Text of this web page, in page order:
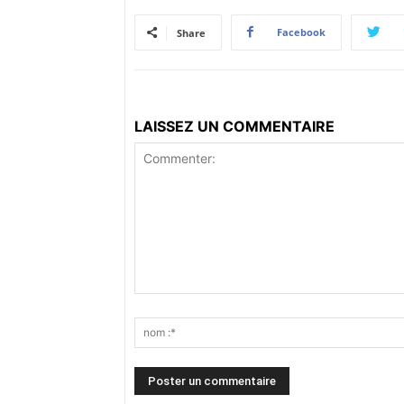
Share Facebook
LAISSEZ UN COMMENTAIRE